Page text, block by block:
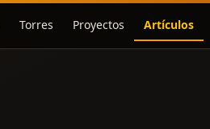
Torres Proyectos Artículos